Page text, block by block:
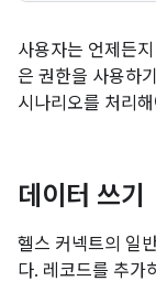
사용자는 언제든
은 권한을 사용하
시나리오를 처리
데이터 쓰기
헬스 커넥트의 일
다. 레코드를 추가